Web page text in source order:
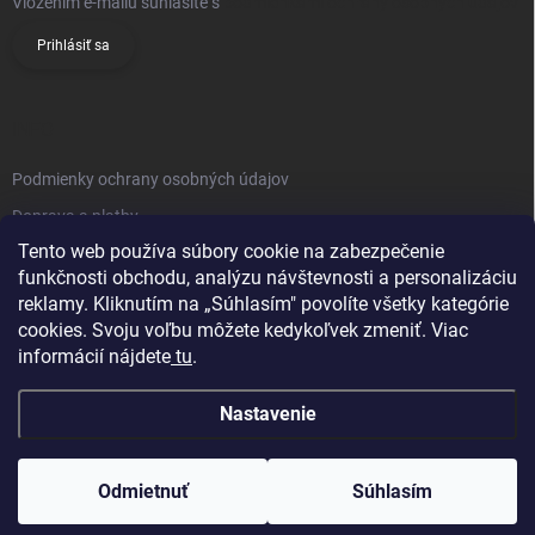
Tento web používa súbory cookie na zabezpečenie
funkčnosti obchodu, analýzu návštevnosti a personalizáciu
reklamy. Kliknutím na „Súhlasím" povolíte všetky kategórie
cookies. Svoju voľbu môžete kedykoľvek zmeniť. Viac
informácií nájdete tu.
Nastavenie
Odmietnuť Súhlasím
Prihlásiť sa
Podmienky ochrany osobných údajov
Doprava a platby
Obchodné podmienky
Reklamačný poriadok
Vrátenie tovaru
Kontakty
Copyright 2026Knifestore . Všetky práva vyhradené. Upraviť nastavenie